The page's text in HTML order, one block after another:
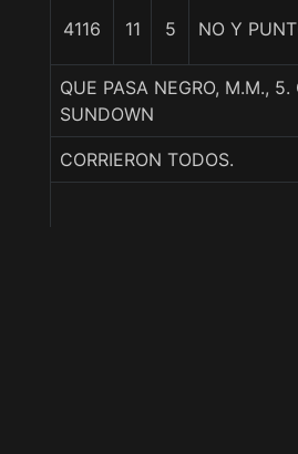
4116 11 5 NO Y
QUE PASA NEGRO, M.M.,
SUNDOWN
CORRIERON TODOS.